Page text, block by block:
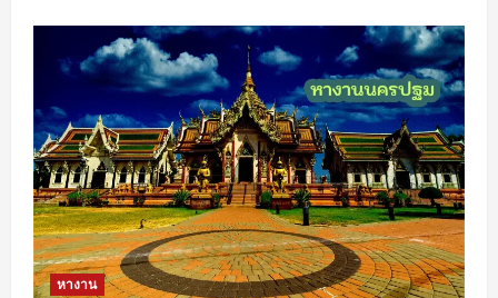
งาน
ขับ
รถ
สร้าง
แรง
บันดาล
ใจ
ให้
กับ
ตนเอง
หางาน